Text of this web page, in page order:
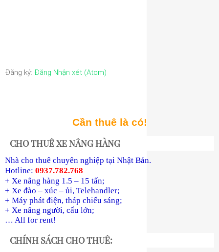
Đăng ký: Đăng Nhận xét (Atom)
Cần thuê là có!
CHO THUÊ XE NÂNG HÀNG
Nhà cho thuê chuyên nghiệp tại Nhật Bản.
Hotline: 0937.782.768
+ Xe nâng hàng 1.5 – 15 tấn;
+ Xe đào – xúc – ủi, Telehandler;
+ Máy phát điện, tháp chiếu sáng;
+ Xe nâng người, cẩu lớn;
… All for rent!
CHÍNH SÁCH CHO THUÊ: